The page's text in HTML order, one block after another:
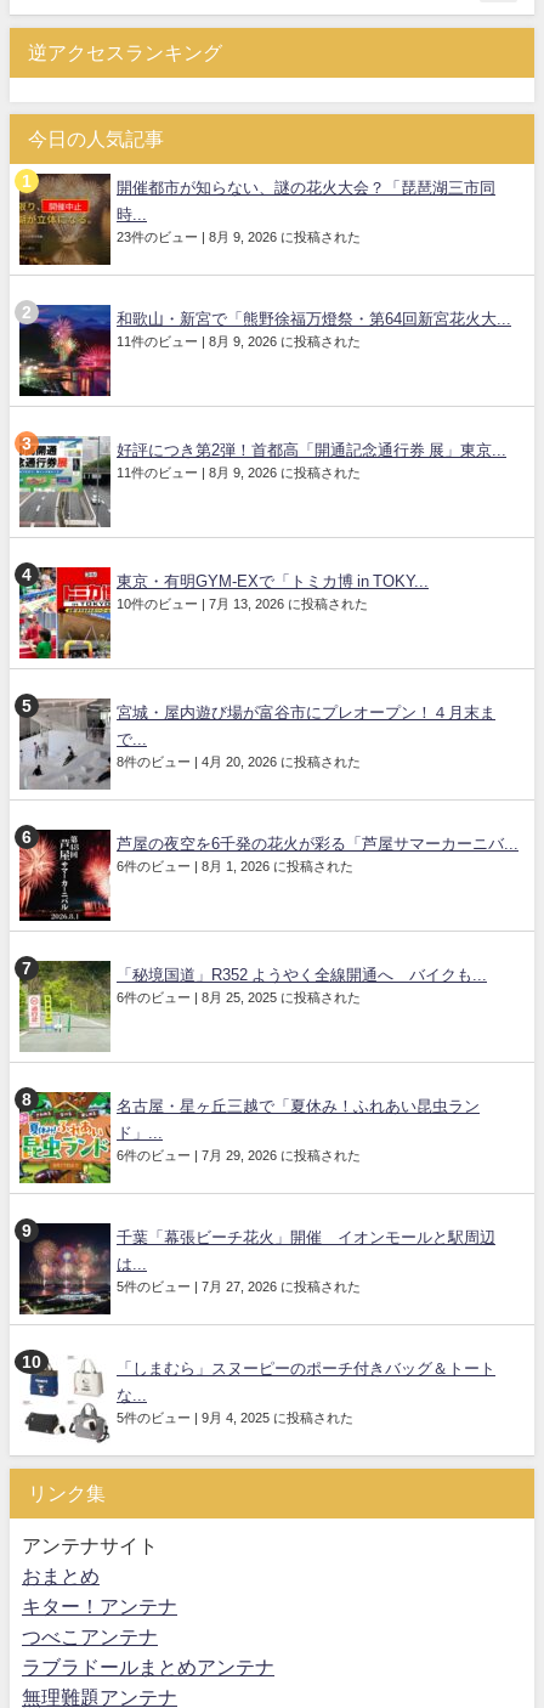
逆アクセスランキング
今日の人気記事
開催都市が知らない、謎の花火大会？「琵琶湖三市同
時...
23件のビュー | 8月 9, 2026 に投稿された
和歌山・新宮で「熊野徐福万燈祭・第64回新宮花火大...
11件のビュー | 8月 9, 2026 に投稿された
好評につき第2弾！首都高「開通記念通行券 展」東京...
11件のビュー | 8月 9, 2026 に投稿された
東京・有明GYM-EXで「トミカ博 in TOKY...
10件のビュー | 7月 13, 2026 に投稿された
宮城・屋内遊び場が富谷市にプレオープン！４月末ま
で...
8件のビュー | 4月 20, 2026 に投稿された
芦屋の夜空を6千発の花火が彩る「芦屋サマーカーニバ...
6件のビュー | 8月 1, 2026 に投稿された
「秘境国道」R352 ようやく全線開通へ バイクも...
6件のビュー | 8月 25, 2025 に投稿された
名古屋・星ヶ丘三越で「夏休み！ふれあい昆虫ラン
ド」...
6件のビュー | 7月 29, 2026 に投稿された
千葉「幕張ビーチ花火」開催 イオンモールと駅周辺
は...
5件のビュー | 7月 27, 2026 に投稿された
「しまむら」スヌーピーのポーチ付きバッグ＆トート
な...
5件のビュー | 9月 4, 2025 に投稿された
リンク集
アンテナサイト
おまとめ
キター！アンテナ
つべこアンテナ
ラブラドールまとめアンテナ
無理難題アンテナ